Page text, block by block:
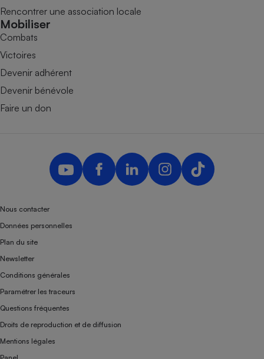
Rencontrer une association locale
Mobiliser
Combats
Victoires
Devenir adhérent
Devenir bénévole
Faire un don
Nous contacter
Données personnelles
Plan du site
Newsletter
Conditions générales
Paramétrer les traceurs
Questions fréquentes
Droits de reproduction et de diffusion
Mentions légales